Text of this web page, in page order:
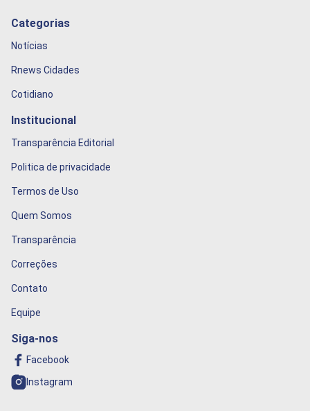
Categorias
Notícias
Rnews Cidades
Cotidiano
Institucional
Transparência Editorial
Politica de privacidade
Termos de Uso
Quem Somos
Transparência
Correções
Contato
Equipe
Siga-nos
Facebook
Instagram